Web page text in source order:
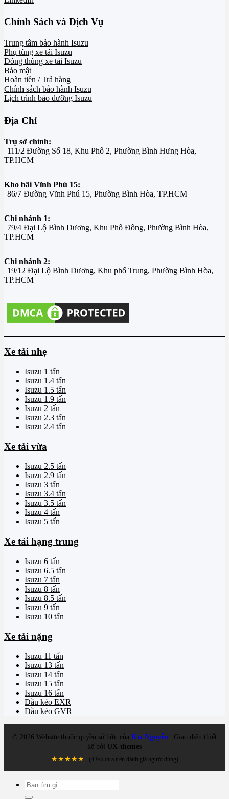
Chính Sách và Dịch Vụ
Trung tâm bảo hành Isuzu
Phụ tùng xe tải Isuzu
Đóng thùng xe tải Isuzu
Bảo mật
Hoàn tiền / Trả hàng
Chính sách bảo hành Isuzu
Lịch trình bảo dưỡng Isuzu
Địa Chỉ
Trụ sở chính:
111/2 Đường Số 18, Khu Phố 2, Phường Bình Hưng Hòa,
TP.HCM
Kho bãi Vĩnh Phú 15:
86/7 Đường Vĩnh Phú 15, Phường Bình Hòa, TP.HCM
Chi nhánh 1:
79/4 Đại Lộ Bình Dương, Khu Phố Đông, Phường Bình Hòa,
TP.HCM
Chi nhánh 2:
19/12 Đại Lộ Bình Dương, Khu phố Trung, Phường Bình Hòa,
TP.HCM
Xe tải nhẹ
Isuzu 1 tấn
Isuzu 1.4 tấn
Isuzu 1.5 tấn
Isuzu 1.9 tấn
Isuzu 2 tấn
Isuzu 2.3 tấn
Isuzu 2.4 tấn
Xe tải vừa
Isuzu 2.5 tấn
Isuzu 2.9 tấn
Isuzu 3 tấn
Isuzu 3.4 tấn
Isuzu 3.5 tấn
Isuzu 4 tấn
Isuzu 5 tấn
Xe tải hạng trung
Isuzu 6 tấn
Isuzu 6.5 tấn
Isuzu 7 tấn
Isuzu 8 tấn
Isuzu 8.5 tấn
Isuzu 9 tấn
Isuzu 10 tấn
Xe tải nặng
Isuzu 11 tấn
Isuzu 13 tấn
Isuzu 14 tấn
Isuzu 15 tấn
Isuzu 16 tấn
Đầu kéo EXR
Đầu kéo GVR
© 2026 Website thuộc quyền sở hữu của Kia Nguyễn | Giao diện thiết
kế bởi UX-themes
★★★★★
(4.9/5 dựa trên đánh giá người dùng)
Tìm
kiếm: